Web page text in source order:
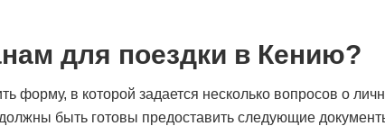
для поездки в Кению?
форму, в которой задается несколько вопросов о
быть готовы предоставить следующие